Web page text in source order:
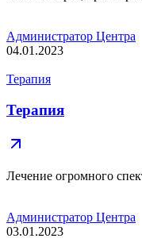
Администратор Центра
04.01.2023
Терапия
Терапия
Лечение огромного
Администратор Центра
03.01.2023